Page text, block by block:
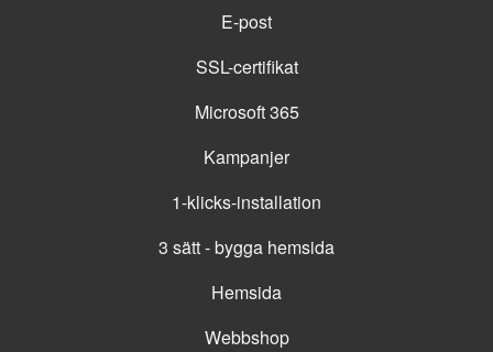
E-post
SSL-certifikat
Microsoft 365
Kampanjer
1-klicks-installation
3 sätt - bygga hemsida
Hemsida
Webbshop